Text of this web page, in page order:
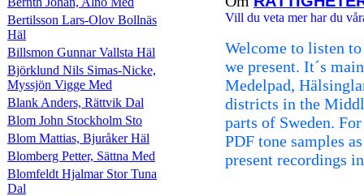
Bertilsson Lars-Olov Bollnäs
Häl
Billsmon Gunnar Vallsta Häl
Björklund Nils Simas-Nicke,
Myssjön Vigge Med
Blank Anders, Rättvik Dal
Blom John Stockholm Sto
Blom Mattias, Bjuråker Häl
Blomberg Petter, Sättna Med
Blomfeldt Hjalmar Stor Tuna
Dal
Vill du veta mer har du
Welcome to listen
we present. It´s
Medelpad,
districts in the
parts of Sweden.
PDF tone samples
present recordings